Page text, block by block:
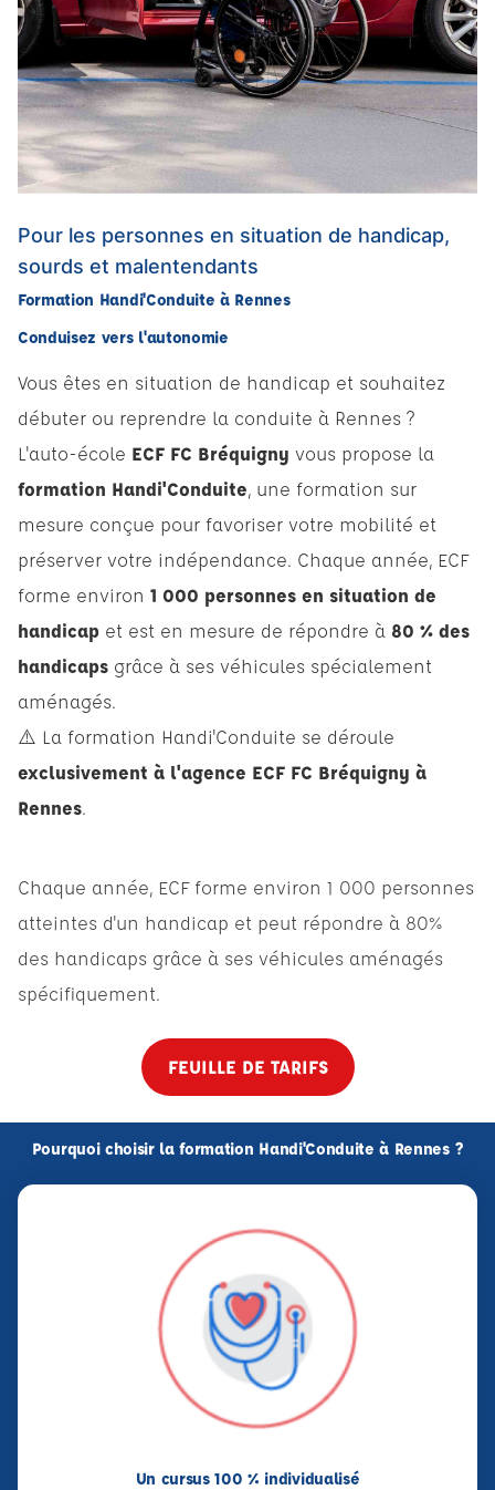
Pour les personnes en situation de handicap,
sourds et malentendants
Formation Handi'Conduite à Rennes
Conduisez vers l'autonomie
Vous êtes en situation de handicap et souhaitez
débuter ou reprendre la conduite à Rennes ?
L'auto-école ECF FC Bréquigny vous propose la
formation Handi'Conduite, une formation sur
mesure conçue pour favoriser votre mobilité et
préserver votre indépendance. Chaque année, ECF
forme environ 1 000 personnes en situation de
handicap et est en mesure de répondre à 80 % des
handicaps grâce à ses véhicules spécialement
aménagés.
⚠️ La formation Handi'Conduite se déroule
exclusivement à l'agence ECF FC Bréquigny à
Rennes.
Chaque année, ECF forme environ 1 000 personnes
atteintes d'un handicap et peut répondre à 80%
des handicaps grâce à ses véhicules aménagés
spécifiquement.
FEUILLE DE TARIFS
Pourquoi choisir la formation Handi'Conduite à Rennes ?
Un cursus 100 % individualisé